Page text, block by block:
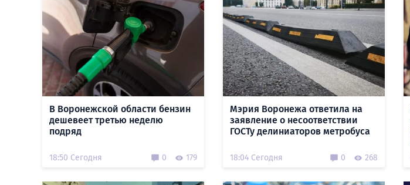
В Воронежской области бензин
дешевеет третью неделю
подряд
18:50 Сегодня 0 179
Мэрия Воронежа ответила на
заявление о несоответствии
ГОСТу делиниаторов метробуса
18:04 Сегодня 0 268